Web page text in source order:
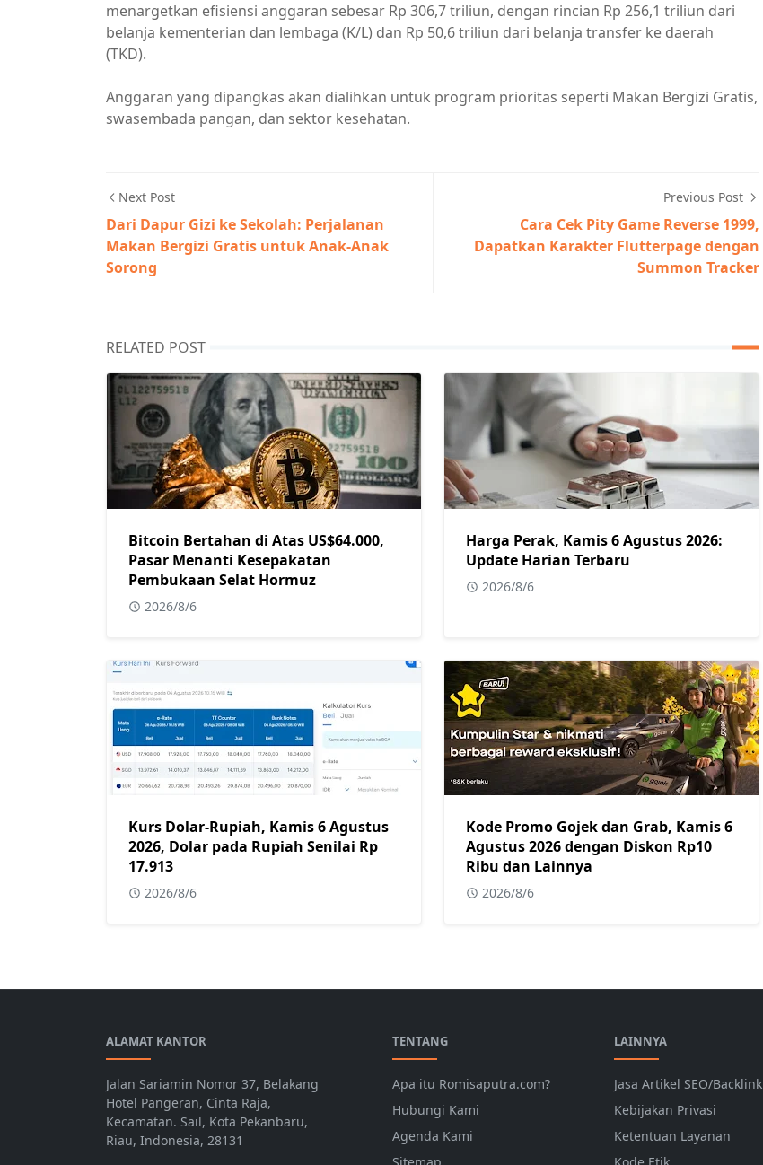
menargetkan efisiensi anggaran sebesar Rp 306,7 triliun, dengan rincian Rp 256,1 triliun dari
belanja kementerian dan lembaga (K/L) dan Rp 50,6 triliun dari belanja transfer ke daerah
(TKD).
Anggaran yang dipangkas akan dialihkan untuk program prioritas seperti Makan Bergizi Gratis,
swasembada pangan, dan sektor kesehatan.
Next Post
Dari Dapur Gizi ke Sekolah: Perjalanan
Makan Bergizi Gratis untuk Anak-Anak
Sorong
Previous Post
Cara Cek Pity Game Reverse 1999,
Dapatkan Karakter Flutterpage dengan
Summon Tracker
RELATED POST
Bitcoin Bertahan di Atas US$64.000,
Pasar Menanti Kesepakatan
Pembukaan Selat Hormuz
2026/8/6
Harga Perak, Kamis 6 Agustus 2026:
Update Harian Terbaru
2026/8/6
Kurs Dolar-Rupiah, Kamis 6 Agustus
2026, Dolar pada Rupiah Senilai Rp
17.913
2026/8/6
Kode Promo Gojek dan Grab, Kamis 6
Agustus 2026 dengan Diskon Rp10
Ribu dan Lainnya
2026/8/6
ALAMAT KANTOR
Jalan Sariamin Nomor 37, Belakang
Hotel Pangeran, Cinta Raja,
Kecamatan. Sail, Kota Pekanbaru,
Riau, Indonesia, 28131
TENTANG
Apa itu Romisaputra.com?
Hubungi Kami
Agenda Kami
LAINNYA
Jasa Artikel SEO/Backlink
Kebijakan Privasi
Ketentuan Layanan